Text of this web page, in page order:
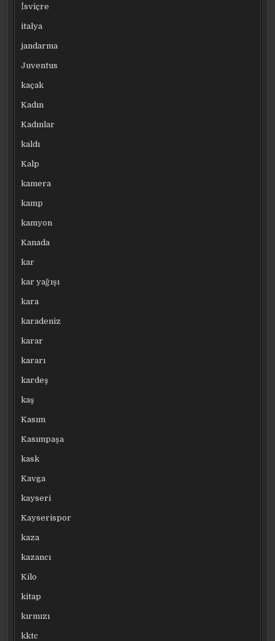
İsviçre
italya
jandarma
Juventus
kaçak
Kadın
Kadınlar
kaldı
Kalp
kamera
kamp
kamyon
Kanada
kar
kar yağışı
kara
karadeniz
karar
kararı
kardeş
kaş
Kasım
Kasımpaşa
kask
Kavga
kayseri
Kayserispor
kaza
kazancı
Kilo
kitap
kırmızı
kktc